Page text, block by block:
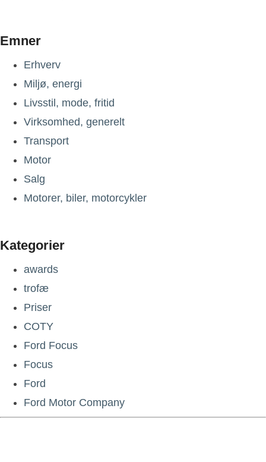
Emner
Erhverv
Miljø, energi
Livsstil, mode, fritid
Virksomhed, generelt
Transport
Motor
Salg
Motorer, biler, motorcykler
Kategorier
awards
trofæ
Priser
COTY
Ford Focus
Focus
Ford
Ford Motor Company